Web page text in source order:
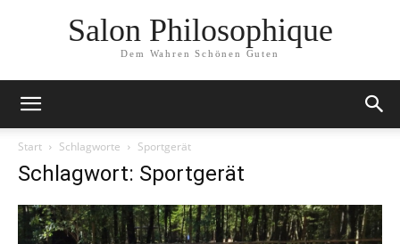
Salon Philosophique
Dem Wahren Schönen Guten
Start Schlagworte Sportgerät
Schlagwort: Sportgerät